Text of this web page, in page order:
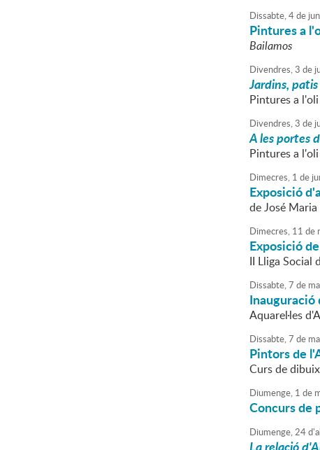
Dissabte,4de
Pintures a
Bailamos
Divendres,3 de
Jardins,
Pintures a
Divendres,3 de
A les portes
Pintures a
Dimecres, 1 de
Exposició
de José Maria
Dimecres, 11 de
Exposició
II Lliga Social
Dissabte,7 de
Inauguració
Aquarel·les
Dissabte,7 de
Pintors de
Curs de
Diumenge, 1 de
Concurs de
Diumenge,24d'